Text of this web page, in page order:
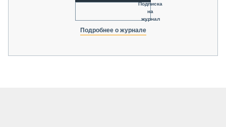
Подписка
на
журнал
Подробнее о журнале